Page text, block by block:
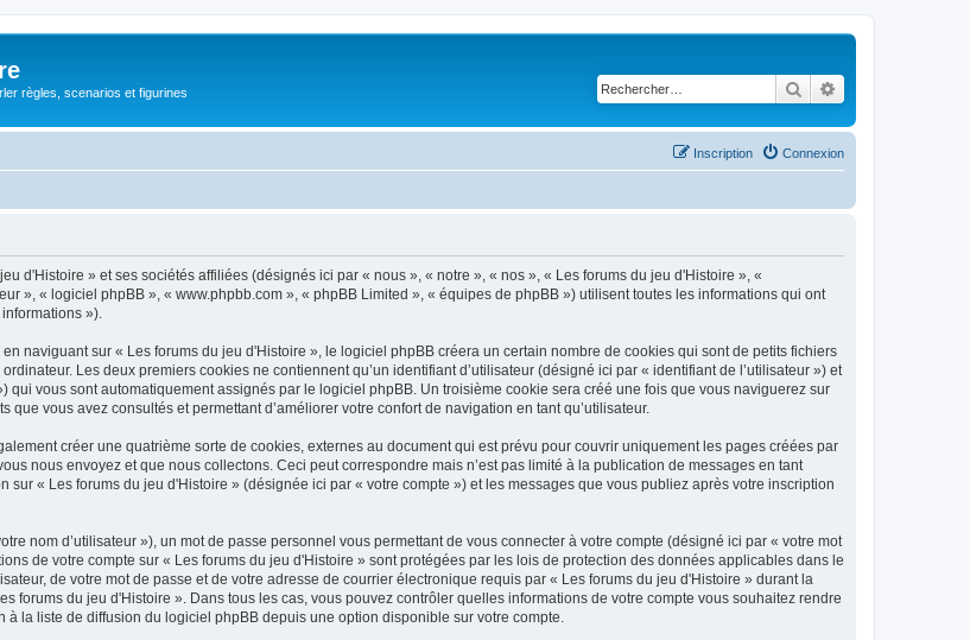
règles, scenarios et figurines Rechercher
Connexion
Inscription
d'Histoire » et ses sociétés affiliées (désignés ici par « nous », « notre », « nos », « Les forums du jeu d'Histoire », «
», « logiciel phpBB », « www.phpbb.com », « phpBB Limited », « équipes de phpBB ») utilisent toutes les informations qui ont
»).
naviguant sur « Les forums du jeu d'Histoire », le logiciel phpBB créera un certain nombre de cookies qui sont de petits fichiers
Les deux premiers cookies ne contiennent qu’un identifiant d’utilisateur (désigné ici par « identifiant de l’utilisateur ») et
vous sont automatiquement assignés par le logiciel phpBB. Un troisième cookie sera créé une fois que vous naviguerez sur
vous avez consultés et permettant d’améliorer votre confort de navigation en tant qu’utilisateur.
créer une quatrième sorte de cookies, externes au document qui est prévu pour couvrir uniquement les pages créées par
nous envoyez et que nous collectons. Ceci peut correspondre mais n’est pas limité à la publication de messages en tant
sur « Les forums du jeu d'Histoire » (désignée ici par « votre compte ») et les messages que vous publiez après votre inscription
nom d’utilisateur »), un mot de passe personnel vous permettant de vous connecter à votre compte (désigné ici par « votre mot
de votre compte sur « Les forums du jeu d'Histoire » sont protégées par les lois de protection des données applicables dans le
de votre mot de passe et de votre adresse de courrier électronique requis par « Les forums du jeu d'Histoire » durant la
forums du jeu d'Histoire ». Dans tous les cas, vous pouvez contrôler quelles informations de votre compte vous souhaitez rendre
la liste de diffusion du logiciel phpBB depuis une option disponible sur votre compte.